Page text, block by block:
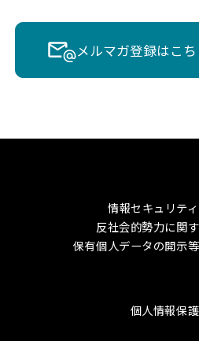
メルマガ登録はこち
情報セキュリテ
反社会的勢力に関
保有個人データの開示
個人情報保